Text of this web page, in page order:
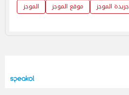
جريدة الموجز موقع الموجز الموجز